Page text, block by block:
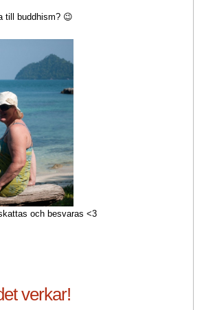
till buddhism? 😉
och besvaras <3
verkar!